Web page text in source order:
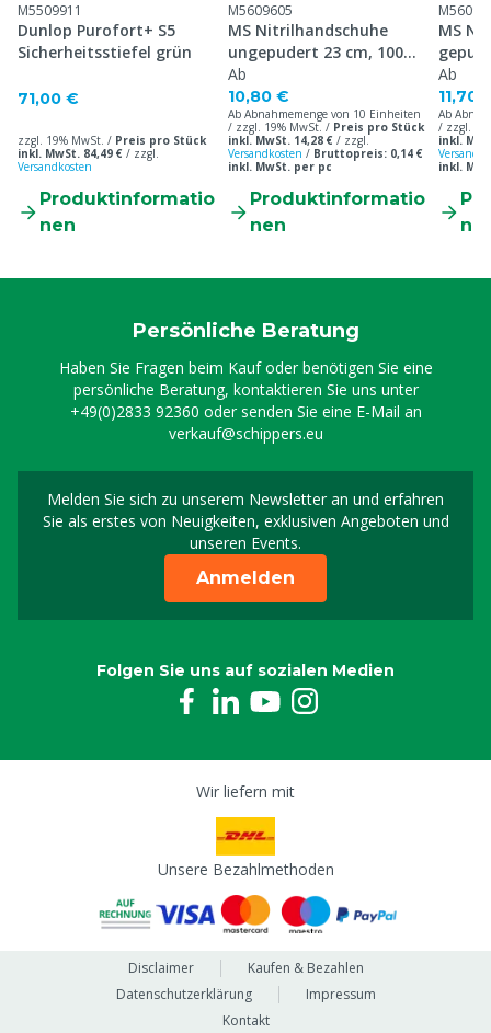
M5509911
Dunlop Purofort+ S5
Sicherheitsstiefel grün
71,00 €
zzgl. 19% MwSt. / Preis pro Stück
inkl. MwSt. 84,49 € / zzgl.
Versandkosten
Produktinformatio
nen
M5609605
MS Nitrilhandschuhe
ungepudert 23 cm, 100
Stück
Ab
10,80 €
Ab Abnahmemenge von 10 Einheiten
/ zzgl. 19% MwSt. / Preis pro Stück
inkl. MwSt. 14,28 € / zzgl.
Versandkosten / Bruttopreis: 0,14 €
inkl. MwSt. per pc
Produktinformatio
nen
MS
Stück
Ab
11,70
Ab
/ zzgl.
inkl.
inkl.
Persönliche Beratung
Haben Sie Fragen beim Kauf oder benötigen Sie eine
persönliche Beratung, kontaktieren Sie uns unter
+49(0)2833 92360 oder senden Sie eine E-Mail an
verkauf@schippers.eu
Melden Sie sich zu unserem Newsletter an und erfahren
Sie als erstes von Neuigkeiten, exklusiven Angeboten und
unseren Events.
Melden Sie sich für
Anmelden
Folgen Sie uns auf sozialen Medien
Wir liefern mit
Unsere Bezahlmethoden
Disclaimer
Kaufen & Bezahlen
Datenschutzerklärung
Impressum
Kontakt